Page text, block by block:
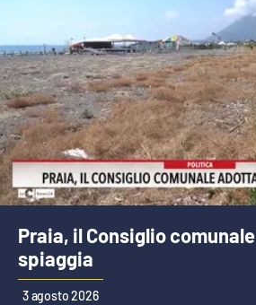
Destinazioni
Eventi
Food
Storie
LAC
NETWORK
Praia, il Consiglio
spiaggia
3 agosto 2026